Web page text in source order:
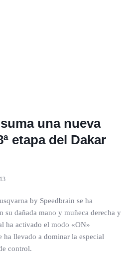
una nueva
etapa del Dakar
by Speedbrain se ha
su dañada mano y muñeca derecha y
ha activado el modo «ON»
llevado a dominar la especial
control.